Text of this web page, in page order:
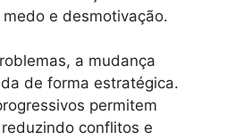
e desmotivação.
a mudança
de forma estratégica.
permitem
conflitos e